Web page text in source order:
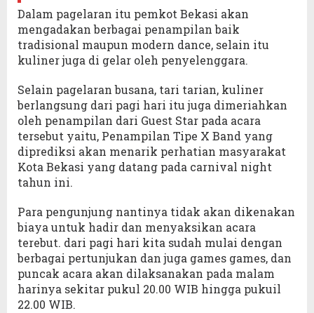
Dalam pagelaran itu pemkot Bekasi akan
mengadakan berbagai penampilan baik
tradisional maupun modern dance, selain itu
kuliner juga di gelar oleh penyelenggara.
Selain pagelaran busana, tari tarian, kuliner
berlangsung dari pagi hari itu juga dimeriahkan
oleh penampilan dari Guest Star pada acara
tersebut yaitu, Penampilan Tipe X Band yang
diprediksi akan menarik perhatian masyarakat
Kota Bekasi yang datang pada carnival night
tahun ini.
Para pengunjung nantinya tidak akan dikenakan
biaya untuk hadir dan menyaksikan acara
terebut. dari pagi hari kita sudah mulai dengan
berbagai pertunjukan dan juga games games, dan
puncak acara akan dilaksanakan pada malam
harinya sekitar pukul 20.00 WIB hingga pukuil
22.00 WIB.